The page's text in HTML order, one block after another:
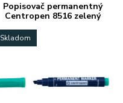
Popisovač permanentný
Centropen 8516 zelený
Skladom